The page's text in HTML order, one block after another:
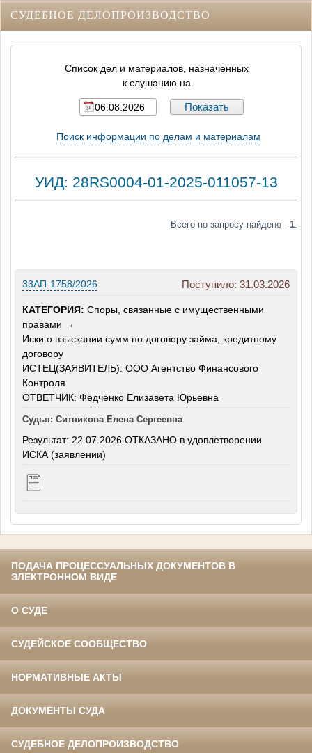
СУДЕБНОЕ ДЕЛОПРОИЗВОДСТВО
Список дел и материалов, назначенных
к слушанию на
Поиск информации по делам и материалам
УИД: 28RS0004-01-2025-011057-13
Всего по запросу найдено - 1.
Поступило: 31.03.2026
33АП-1758/2026
КАТЕГОРИЯ: Споры, связанные с имущественными
правами →
Иски о взыскании сумм по договору займа, кредитному
договору
ИСТЕЦ(ЗАЯВИТЕЛЬ): ООО Агентство Финансового
Контроля
ОТВЕТЧИК: Федченко Елизавета Юрьевна
Судья: Ситникова Елена Сергеевна
Результат: 22.07.2026 ОТКАЗАНО в удовлетворении
ИСКА (заявлении)
ПОДАЧА ПРОЦЕССУАЛЬНЫХ ДОКУМЕНТОВ В
ЭЛЕКТРОННОМ ВИДЕ
О СУДЕ
СУДЕЙСКОЕ СООБЩЕСТВО
НОРМАТИВНЫЕ АКТЫ
ДОКУМЕНТЫ СУДА
СУДЕБНОЕ ДЕЛОПРОИЗВОДСТВО